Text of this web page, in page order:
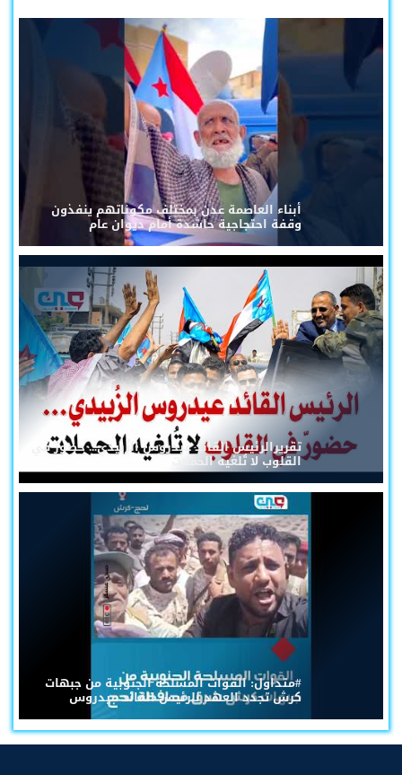
أبناء العاصمة عدن بمختلف مكوناتهم ينفذون
وقفة احتجاجية حاشدة أمام ديوان عام
تقريرالرئيس القائد عيدروس الزُبيدي... حضورٌ في
القلوب لا تُلغيه الحملات
#متداول: القوات المسلحة الجنوبية من جبهات
كرش تجدد العهد للرئيس القائد عيدروس